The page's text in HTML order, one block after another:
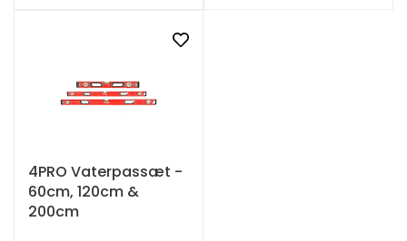
4PRO Vaterpassæt -
60cm, 120cm &
200cm